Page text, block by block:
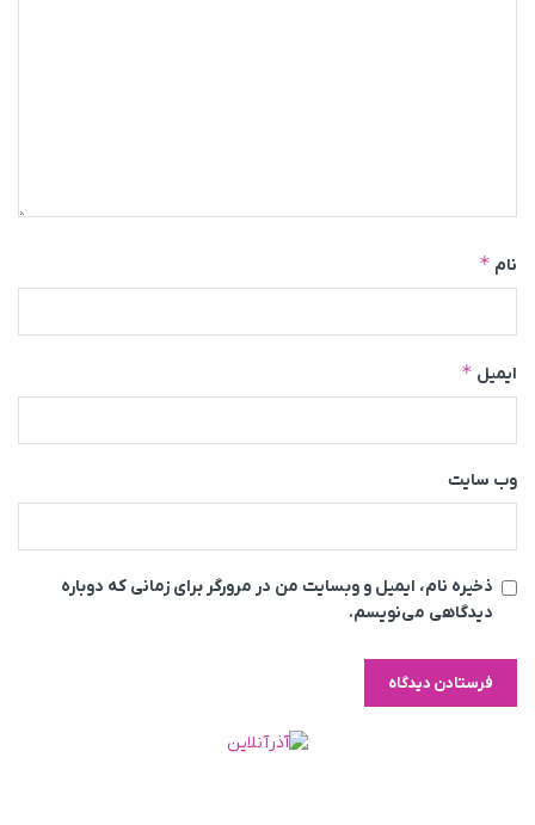
نام *
ایمیل *
وب‌ سایت
ذخیره نام، ایمیل و وبسایت من در مرورگر برای زمانی که دوباره
دیدگاهی می‌نویسم.